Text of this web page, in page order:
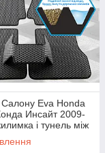
Eva Honda
Инсайт 2009-
і тунель між
кольорів Ева,